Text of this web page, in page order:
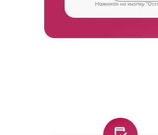
Нажимая на кнопку